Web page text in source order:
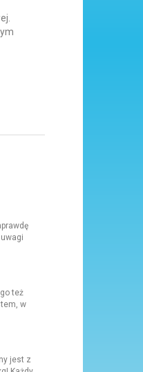
też
w
jest z